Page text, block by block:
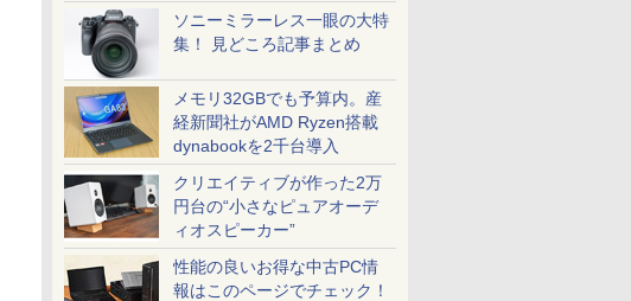
ソニーミラーレス一眼の大特
集！ 見どころ記事まとめ
メモリ32GBでも予算内。産
経新聞社がAMD Ryzen搭載
dynabookを2千台導入
クリエイティブが作った2万
円台の“小さなピュアオーデ
ィオスピーカー”
性能の良いお得な中古PC情
報はこのページでチェック！